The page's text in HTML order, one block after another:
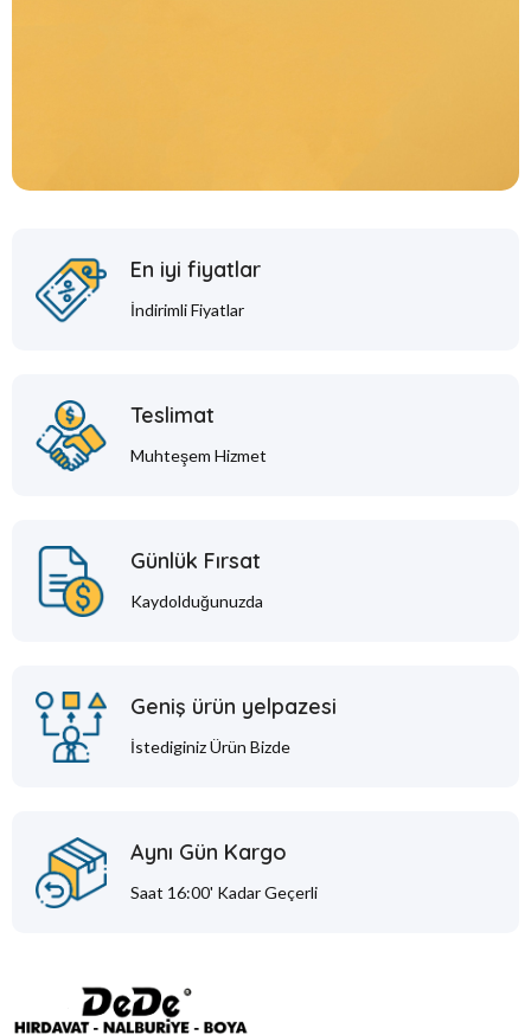
En iyi fiyatlar
İndirimli Fiyatlar
Teslimat
Muhteşem Hizmet
Günlük Fırsat
Kaydolduğunuzda
Geniş ürün yelpazesi
İstediginiz Ürün Bizde
Aynı Gün Kargo
Saat 16:00' Kadar Geçerli